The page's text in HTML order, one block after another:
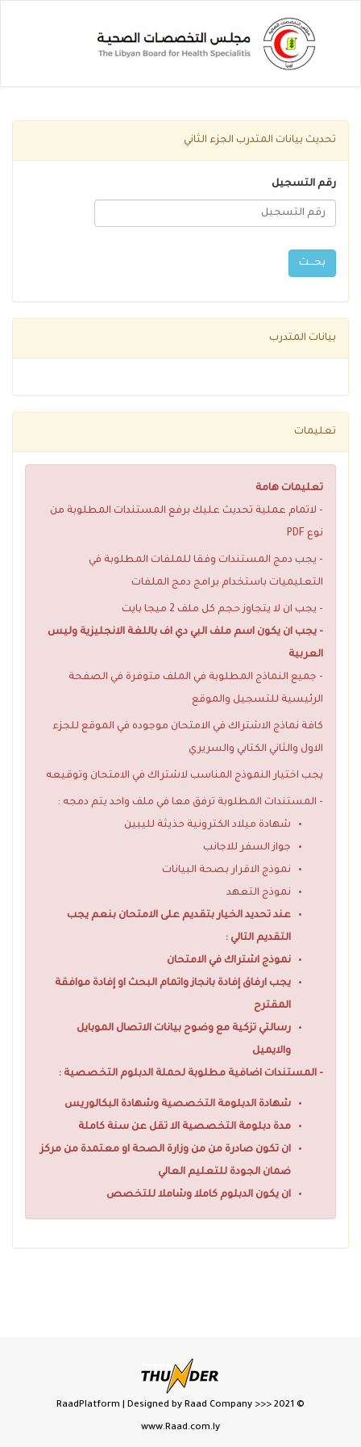
تحديث بيانات المتدرب الجزء الثاني
رقم التسجيل
بيانات المتدرب
تعليمات
تعليمات هامة
- لاتمام عملية تحديث عليك برفع المستندات المطلوبة من
نوع PDF
- يجب دمج المستندات وفقا للملفات المطلوبة في
التعليميات باستخدام برامج دمج الملفات
- يجب ان لا يتجاوز حجم كل ملف 2 ميجا بايت
- يجب ان يكون اسم ملف البي دي اف باللغة الانجليزية وليس
العربية
- جميع النماذج المطلوبة في الملف متوفرة في الصفحة
الرئيسية للتسجيل والموقع
كافة نماذج الاشتراك في الامتحان موجوده في الموقع للجزء
الاول والثاني الكتابي والسريري
يجب اختيار النموذج المناسب لاشتراك في الامتحان وتوقيعه
- المستندات المطلوبة ترفق معا في ملف واحد يتم دمجه :
شهادة ميلاد الكترونية حذيثة لليبين
جواز السفر للاجانب
نموذج الاقرار بصحة البيانات
نموذج التعهد
عند تحديد الخيار بتقديم على الامتحان بنعم يجب
التقديم التالي :
نموذج اشتراك في الامتحان
يجب ارفاق إفادة بانجاز واتمام البحث او إفادة موافقة
المقترح
رسالتي تزكية مع وضوح بيانات الاتصال الموبايل
والايميل
- المستندات اضافية مطلوبة لحملة الدبلوم التخصصية :
شهادة الدبلومة التخصصية وشهادة البكالوريس
مدة دبلومة التخصصية الا تقل عن سنة كاملة
ان تكون صادرة من من وزارة الصحة او معتمدة من مركز
ضمان الجودة للتعليم العالي
ان يكون الدبلوم كاملا وشاملا للتخصص
© 2021 RaadPlatform |
Designed by Raad Company >>>
www.Raad.com.ly